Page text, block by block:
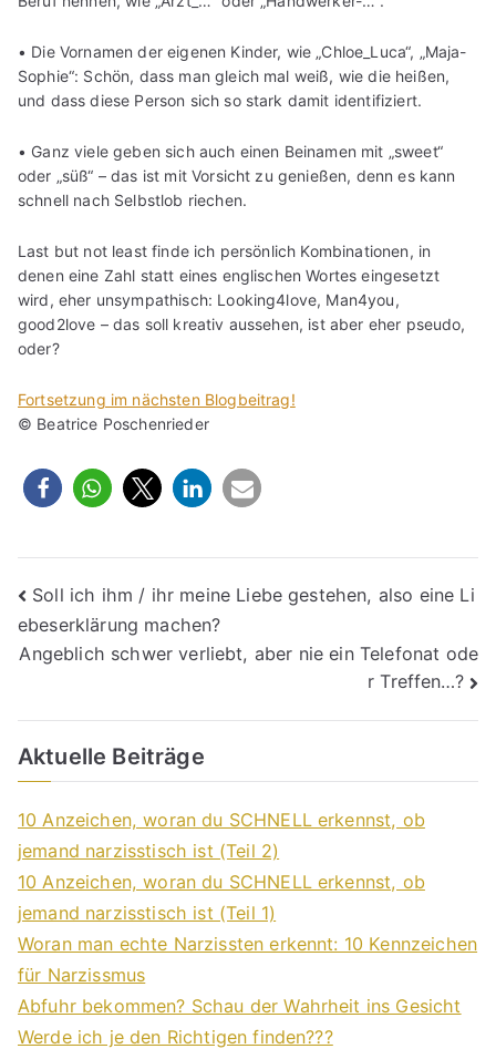
• Die Vornamen der eigenen Kinder, wie „Chloe_Luca“, „Maja-
Sophie“: Schön, dass man gleich mal weiß, wie die heißen,
und dass diese Person sich so stark damit identifiziert.
• Ganz viele geben sich auch einen Beinamen mit „sweet“
oder „süß“ – das ist mit Vorsicht zu genießen, denn es kann
schnell nach Selbstlob riechen.
Last but not least finde ich persönlich Kombinationen, in
denen eine Zahl statt eines englischen Wortes eingesetzt
wird, eher unsympathisch: Looking4love, Man4you,
good2love – das soll kreativ aussehen, ist aber eher pseudo,
oder?
Fortsetzung im nächsten Blogbeitrag!
© Beatrice Poschenrieder
Beitragsnavigation
Soll ich ihm / ihr meine Liebe gestehen, also eine Li
ebeserklärung machen?
Angeblich schwer verliebt, aber nie ein Telefonat ode
r Treffen…?
Aktuelle Beiträge
10 Anzeichen, woran du SCHNELL erkennst, ob
jemand narzisstisch ist (Teil 2)
10 Anzeichen, woran du SCHNELL erkennst, ob
jemand narzisstisch ist (Teil 1)
Woran man echte Narzissten erkennt: 10 Kennzeichen
für Narzissmus
Abfuhr bekommen? Schau der Wahrheit ins Gesicht
Werde ich je den Richtigen finden???